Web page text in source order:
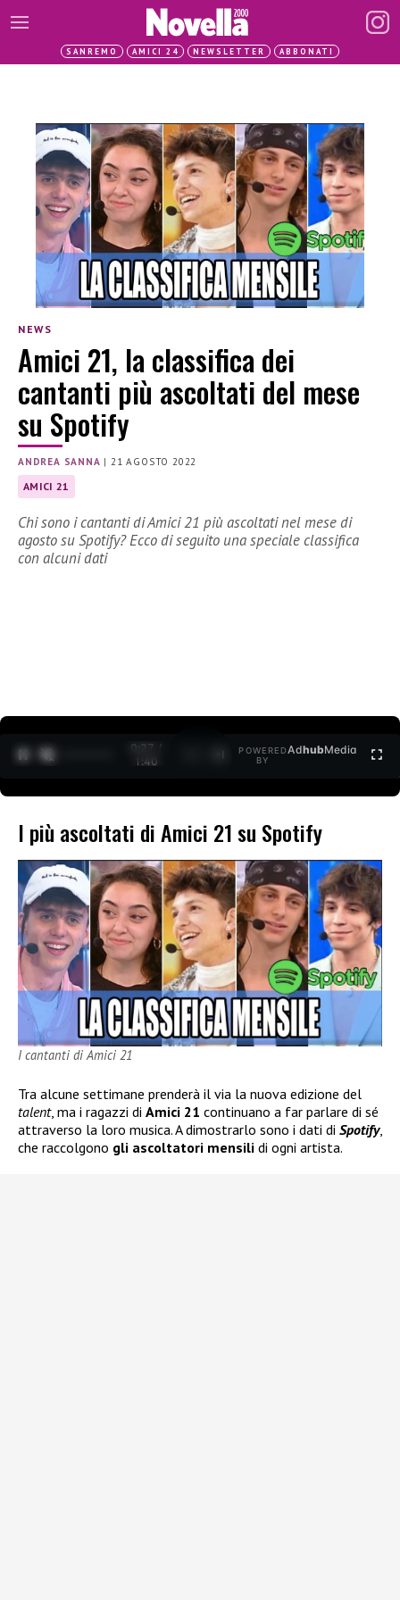
SANREMO AMICI 24 NEWSLETTER ABBONATI
NEWS
Amici 21, la classifica dei
cantanti più ascoltati del mese
su Spotify
ANDREA SANNA |21 AGOSTO 2022
AMICI 21
Chi sono i cantanti di Amici 21 più ascoltati nel mese di
agosto su Spotify? Ecco di seguito una speciale classifica
con alcuni dati
0:27 /
1:40
POWERED
BY
AdhubMedia
I più ascoltati di Amici 21 su Spotify
I cantanti di Amici 21
Tra alcune settimane prenderà il via la nuova edizione del
talent, ma i ragazzi di Amici 21 continuano a far parlare di sé
attraverso la loro musica. A dimostrarlo sono i dati di Spotify,
che raccolgono gli ascoltatori mensili di ogni artista.